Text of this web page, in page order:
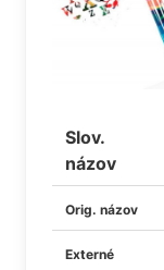
Slov.
názov
Orig. názov
Externé